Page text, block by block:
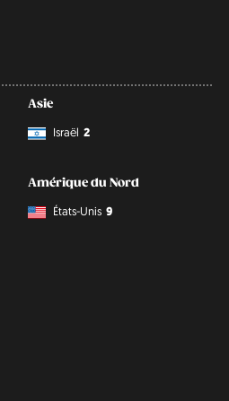
Asie
Israël 2
Amérique du Nord
États-Unis 9